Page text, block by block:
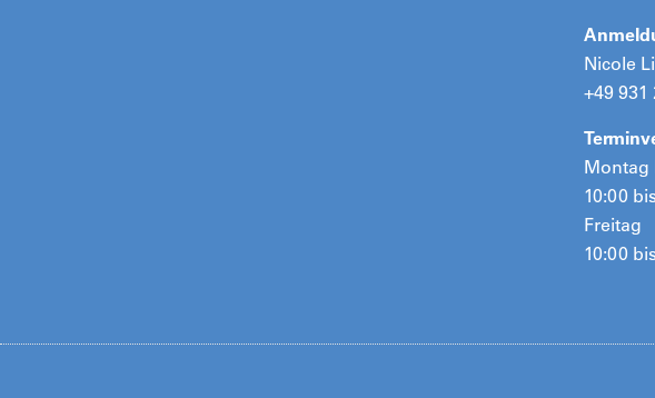
Nicole
+49 931
Montag
10:00
Freitag
10:00